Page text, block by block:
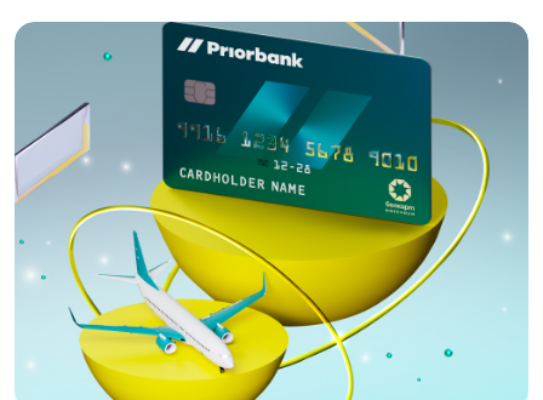
клиенту
Акции
Белкарт
для
Белкарт
Максимум